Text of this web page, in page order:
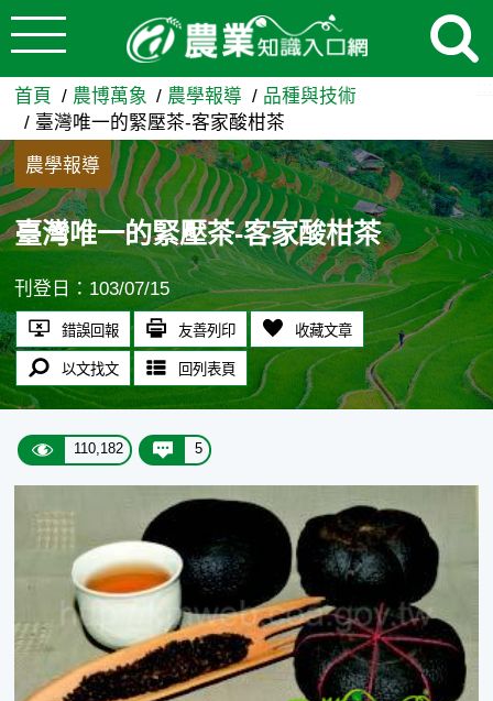
跳到主要內容
臺灣唯一的緊壓茶-客家酸柑
首頁 農博萬象 農學報導
品種與技術
臺灣唯一的緊壓茶-客家酸柑茶
農學報導
臺灣唯一的緊壓茶-客家酸柑茶
刊登日：103/07/15
錯誤回報 友善列印 收藏文章
以文找文 回列表頁
110,182 5